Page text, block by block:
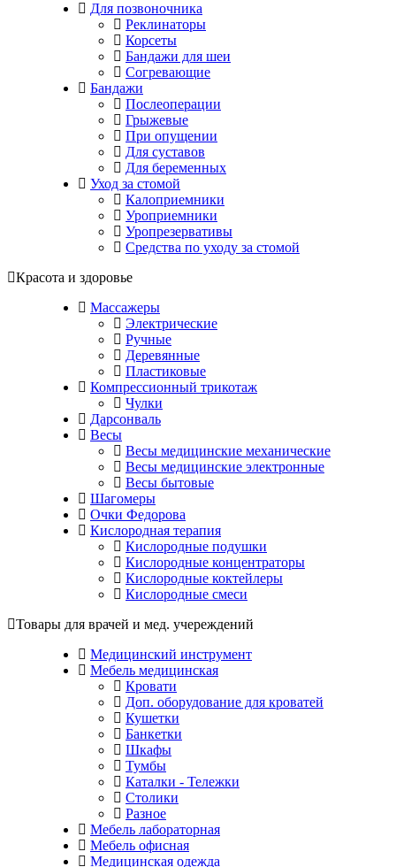
Для позвоночника
Реклинаторы
Корсеты
Бандажи для шеи
Согревающие
Бандажи
Послеоперации
Грыжевые
При опущении
Для суставов
Для беременных
Уход за стомой
Калоприемники
Уроприемники
Уропрезервативы
Средства по уходу за стомой
Красота и здоровье
Массажеры
Электрические
Ручные
Деревянные
Пластиковые
Компрессионный трикотаж
Чулки
Дарсонваль
Весы
Весы медицинские механические
Весы медицинские электронные
Весы бытовые
Шагомеры
Очки Федорова
Кислородная терапия
Кислородные подушки
Кислородные концентраторы
Кислородные коктейлеры
Кислородные смеси
Товары для врачей и мед. учереждений
Медицинский инструмент
Мебель медицинская
Кровати
Доп. оборудование для кроватей
Кушетки
Банкетки
Шкафы
Тумбы
Каталки - Тележки
Столики
Разное
Мебель лабораторная
Мебель офисная
Медицинская одежда